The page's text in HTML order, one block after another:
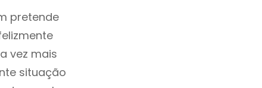
pretende
vez mais
situação